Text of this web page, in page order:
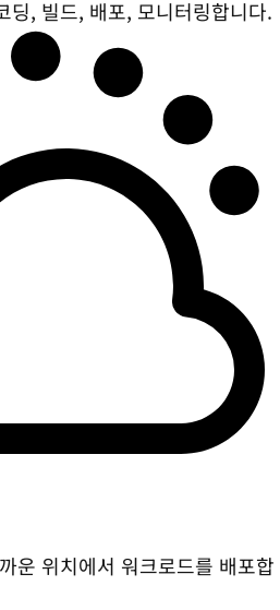
딩, 빌드, 배포, 모니터링합니다.
운 위치에서 워크로드를 배포합